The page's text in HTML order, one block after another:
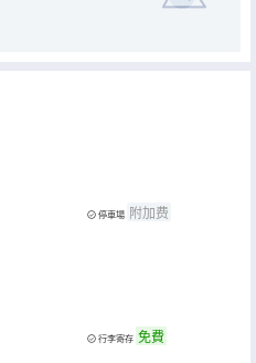
停車場 附加费
行李寄存 免費